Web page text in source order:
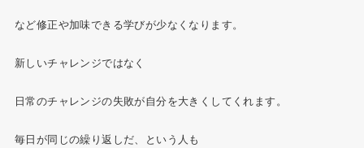
など修正や加味できる学びが少なくなります。
新しいチャレンジではなく
日常のチャレンジの失敗が自分を大きくしてくれます。
毎日が同じの繰り返しだ、という人も